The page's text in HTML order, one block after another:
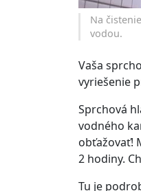
Na
vodou.
Vaša
vyriešenie
Sprchová
vodného
obťažovať!
2 hodiny.
Tu je